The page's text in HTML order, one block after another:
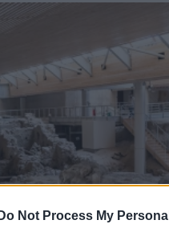
Do Not Process My Personal